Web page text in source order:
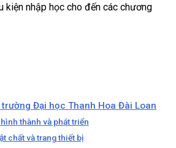
kiện nhập học cho đến các chương
Đại học Thanh Hoa Đài Loan
thành và phát triển
chất và trang thiết bị